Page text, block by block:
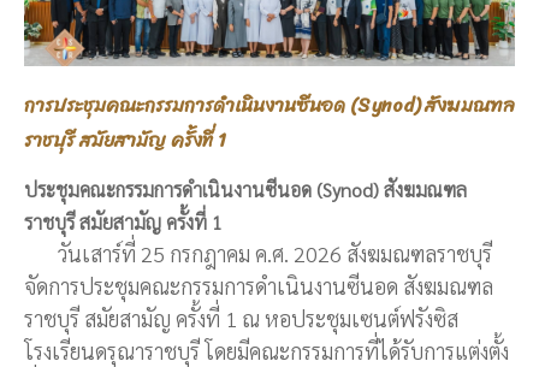
การประชุมคณะกรรมการดำเนินงานซีนอด (Synod) สังฆมณฑล
ราชบุรี สมัยสามัญ ครั้งที่ 1
ประชุมคณะกรรมการดำเนินงานซีนอด (Synod) สังฆมณฑล
ราชบุรี สมัยสามัญ ครั้งที่ 1
วันเสาร์ที่ 25 กรกฎาคม ค.ศ. 2026 สังฆมณฑลราชบุรี
จัดการประชุมคณะกรรมการดำเนินงานซีนอด สังฆมณฑล
ราชบุรี สมัยสามัญ ครั้งที่ 1 ณ หอประชุมเซนต์ฟรังซิส
โรงเรียนดรุณาราชบุรี โดยมีคณะกรรมการที่ได้รับการแต่งตั้ง